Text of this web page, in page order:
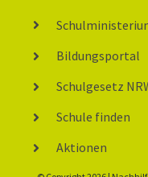
Bildungsportal
Schulgesetz
Schule finden
Aktionen